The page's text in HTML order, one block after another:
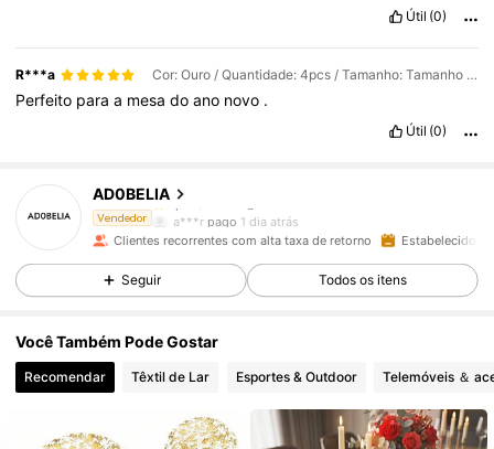
Útil (0)
R***a Cor: Ouro / Quantidade: 4pcs / Tamanho: Tamanho Único
Perfeito paraa mesadoano novo .
Útil (0)
AD0BELIA
Vendedor
4,85
a***r pago 1 dia atrás
1.6K Seguidores
4,85 1.6K Seguidores
4,85 1.6K Seguidores
Clientes recorrentes com alta taxa de retorno Estabelecido
Seguir Todos os itens
Você Também Pode Gostar
Recomendar Têxtil de Lar Esportes & Outdoor Telemóveis ＆